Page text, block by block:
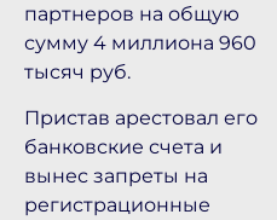
партнеров на общую
сумму 4 миллиона 960
тысяч руб.
Пристав арестовал его
банковские счета и
вынес запреты на
регистрационные